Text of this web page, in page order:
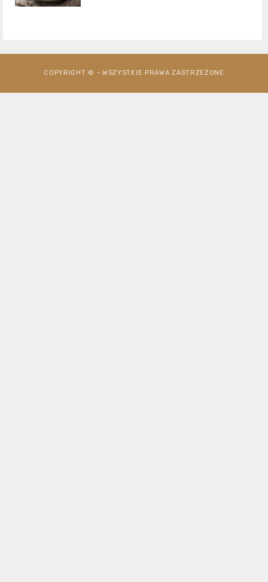
COPYRIGHT © - WSZYSTKIE PRAWA ZASTRZEŻONE